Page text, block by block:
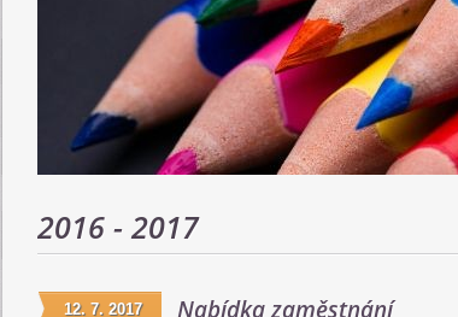
2016 - 2017
Nabídka zaměstnání
12. 7. 2017